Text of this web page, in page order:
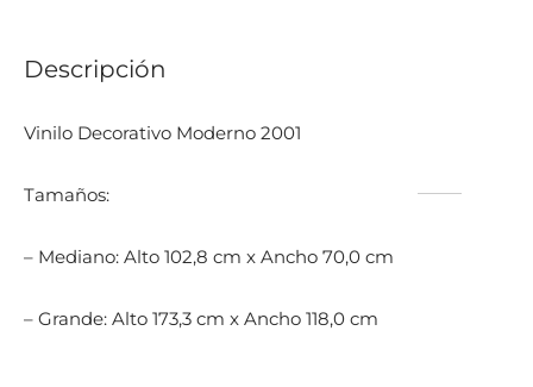
Descripción
Vinilo Decorativo Moderno 2001
Tamaños:
– Mediano: Alto 102,8 cm x Ancho 70,0 cm
– Grande: Alto 173,3 cm x Ancho 118,0 cm